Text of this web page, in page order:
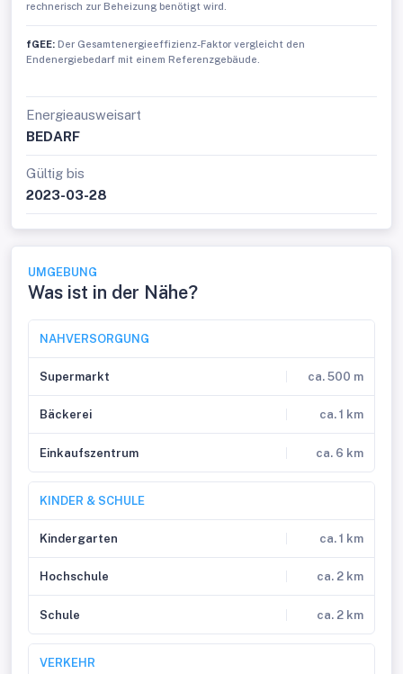
rechnerisch zur Beheizung benötigt wird.
fGEE: Der Gesamtenergieeffizienz-Faktor vergleicht den
Endenergiebedarf mit einem Referenzgebäude.
Energieausweisart
BEDARF
Gültig bis
2023-03-28
UMGEBUNG
Was ist in der Nähe?
NAHVERSORGUNG
Supermarkt ca. 500 m
Bäckerei ca. 1 km
Einkaufszentrum ca. 6 km
KINDER & SCHULE
Kindergarten ca. 1 km
Hochschule ca. 2 km
Schule ca. 2 km
VERKEHR